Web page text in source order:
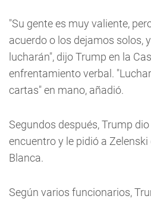
"Su gente es muy valiente,
acuerdo o los dejamos solos,
lucharán", dijo Trump en la
enfrentamiento verbal.
cartas" en mano, añadió.
Segundos después, Trump
encuentro y le pidió a
Blanca.
Según varios funcionarios,